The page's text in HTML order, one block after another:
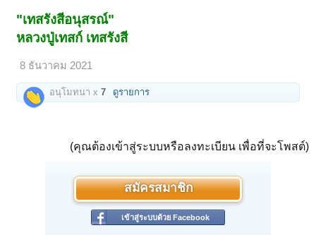
"เทสรังสีอนุสรณ์"
หลวงปู่เทสก์ เทสรังสี
8 ธันวาคม 2021
อนุโมทนา x7 ดูรายการ
(คุณต้องเข้าสู่ระบบหรือลงทะเบียน เพื่อที่จะโพสต์)
สมัครสมาชิก
เข้าสู่ระบบด้วย Facebook